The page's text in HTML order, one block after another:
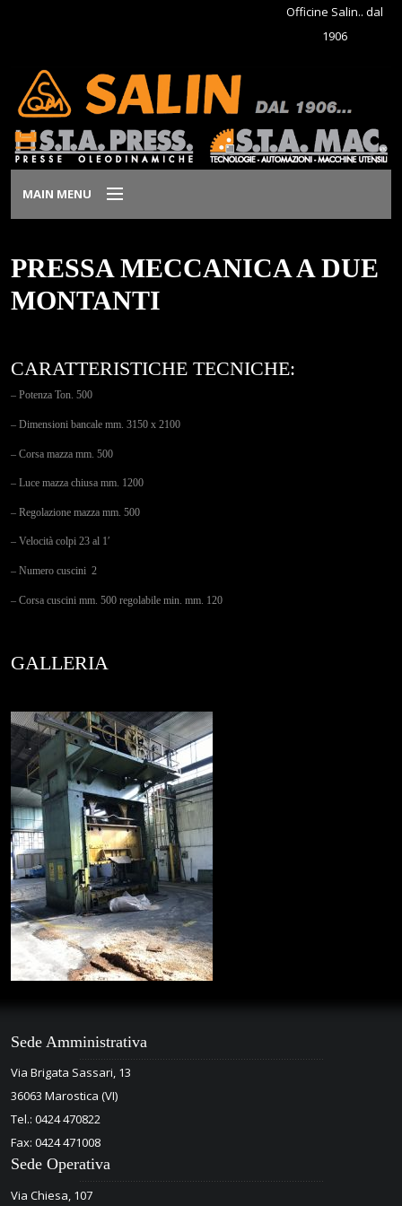
Officine Salin.. dal
1906
MAIN MENU
Azienda
Dove siamo
Contatti
PRESSA MECCANICA A DUE
MONTANTI
CARATTERISTICHE TECNICHE:
– Potenza Ton. 500
– Dimensioni bancale mm. 3150 x 2100
– Corsa mazza mm. 500
– Luce mazza chiusa mm. 1200
– Regolazione mazza mm. 500
– Velocità colpi 23 al 1′
– Numero cuscini 2
– Corsa cuscini mm. 500 regolabile min. mm. 120
GALLERIA
Sede Amministrativa
Via Brigata Sassari, 13
36063 Marostica (VI)
Tel.: 0424 470822
Fax: 0424 471008
Sede Operativa
Via Chiesa, 107